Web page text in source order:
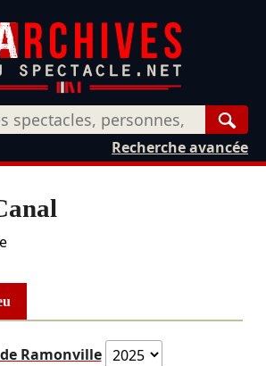
Recherche avancée
Ramonville